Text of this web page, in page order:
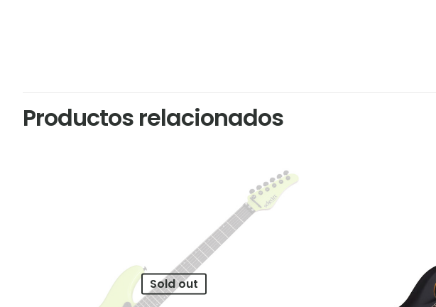
Productos relacionados
Sold out